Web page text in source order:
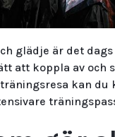
glädje är det
att koppla av och
kan du